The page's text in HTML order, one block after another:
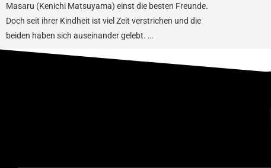
Masaru (Kenichi Matsuyama) einst die besten Freunde.
Doch seit ihrer Kindheit ist viel Zeit verstrichen und die
beiden haben sich auseinander gelebt. …